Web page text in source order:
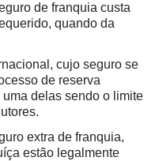
de franquia custa
quando da
cujo seguro se
de reserva
delas sendo o limite
extra de franquia,
estão legalmente